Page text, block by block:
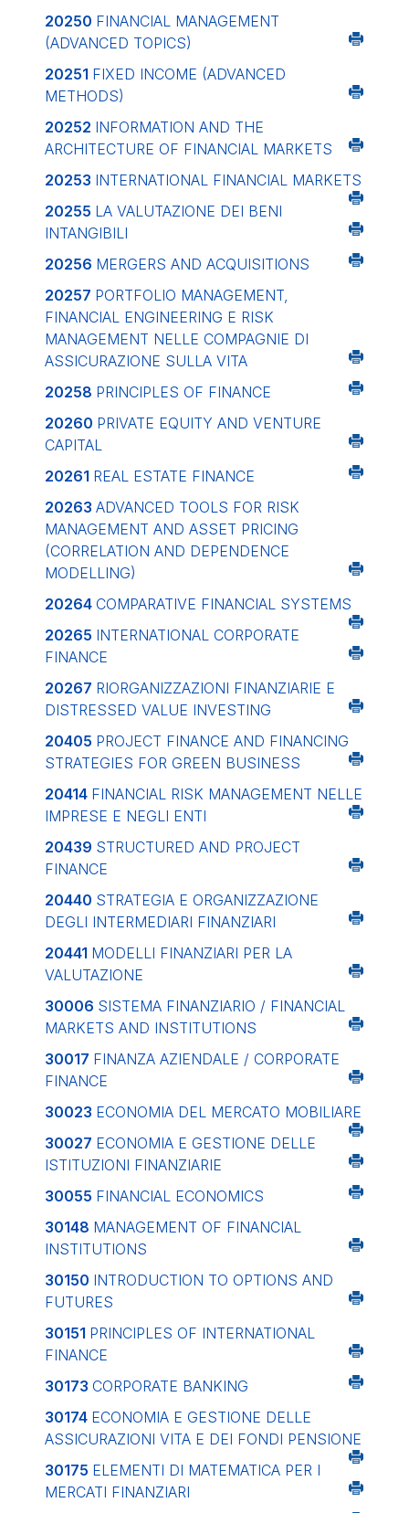
20250 FINANCIAL MANAGEMENT
(ADVANCED TOPICS)
20251 FIXED INCOME (ADVANCED
METHODS)
20252 INFORMATION AND THE
ARCHITECTURE OF FINANCIAL MARKETS
20253 INTERNATIONAL FINANCIAL MARKETS
20255 LA VALUTAZIONE DEI BENI
INTANGIBILI
20256 MERGERS AND ACQUISITIONS
20257 PORTFOLIO MANAGEMENT,
FINANCIAL ENGINEERING E RISK
MANAGEMENT NELLE COMPAGNIE DI
ASSICURAZIONE SULLA VITA
20258 PRINCIPLES OF FINANCE
20260 PRIVATE EQUITY AND VENTURE
CAPITAL
20261 REAL ESTATE FINANCE
20263 ADVANCED TOOLS FOR RISK
MANAGEMENT AND ASSET PRICING
(CORRELATION AND DEPENDENCE
MODELLING)
20264 COMPARATIVE FINANCIAL SYSTEMS
20265 INTERNATIONAL CORPORATE
FINANCE
20267 RIORGANIZZAZIONI FINANZIARIE E
DISTRESSED VALUE INVESTING
20405 PROJECT FINANCE AND FINANCING
STRATEGIES FOR GREEN BUSINESS
20414 FINANCIAL RISK MANAGEMENT NELLE
IMPRESE E NEGLI ENTI
20439 STRUCTURED AND PROJECT
FINANCE
20440 STRATEGIA E ORGANIZZAZIONE
DEGLI INTERMEDIARI FINANZIARI
20441 MODELLI FINANZIARI PER LA
VALUTAZIONE
30006 SISTEMA FINANZIARIO / FINANCIAL
MARKETS AND INSTITUTIONS
30017 FINANZA AZIENDALE / CORPORATE
FINANCE
30023 ECONOMIA DEL MERCATO MOBILIARE
30027 ECONOMIA E GESTIONE DELLE
ISTITUZIONI FINANZIARIE
30055 FINANCIAL ECONOMICS
30148 MANAGEMENT OF FINANCIAL
INSTITUTIONS
30150 INTRODUCTION TO OPTIONS AND
FUTURES
30151 PRINCIPLES OF INTERNATIONAL
FINANCE
30173 CORPORATE BANKING
30174 ECONOMIA E GESTIONE DELLE
ASSICURAZIONI VITA E DEI FONDI PENSIONE
30175 ELEMENTI DI MATEMATICA PER I
MERCATI FINANZIARI